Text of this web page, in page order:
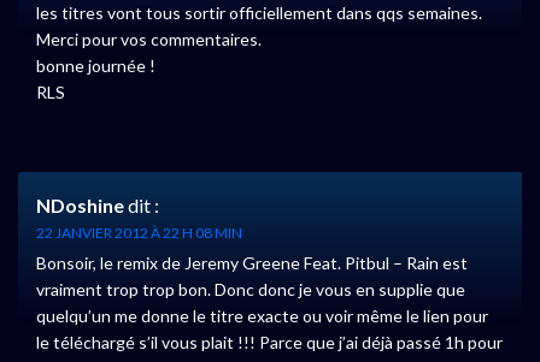
les titres vont tous sortir officiellement dans qqs semaines.
Merci pour vos commentaires.
bonne journée !
RLS
NDoshinedit :
22 JANVIER 2012 À 22 H 08 MIN
Bonsoir, le remix de Jeremy Greene Feat. Pitbul – Rain est
vraiment trop trop bon. Donc donc je vous en supplie que
quelqu’un me donne le titre exacte ou voir même le lien pour
le téléchargé s’il vous plait !!! Parce que j’ai déjà passé 1h pour